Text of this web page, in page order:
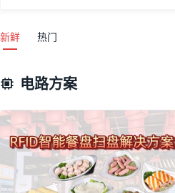
新鲜 热门
电路方案